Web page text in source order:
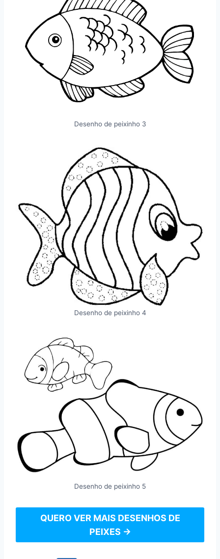
Desenho de peixinho 3
Desenho de peixinho 4
Desenho de peixinho 5
QUERO VER MAIS DESENHOS DE
PEIXES →